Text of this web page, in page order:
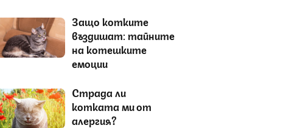
Защо котките
въздишат: тайните
на котешките
емоции
Страда ли
котката ми от
алергия?